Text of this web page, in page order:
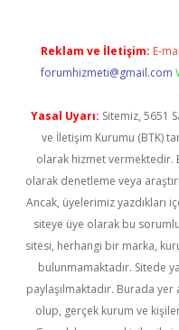
Reklam ve İletişim: E-
forumhizmeti@gmail.com
Yasal Uyarı: Sitemiz, 5651
ve İletişim Kurumu (BTK)
olarak hizmet
olarak denetleme veya
Ancak, üyelerimiz yazdıkları
siteye üye olarak bu
sitesi, herhangi bir marka,
bulunmamaktadır. Sitede
paylaşılmaktadır. Burada
olup, gerçek kurum ve